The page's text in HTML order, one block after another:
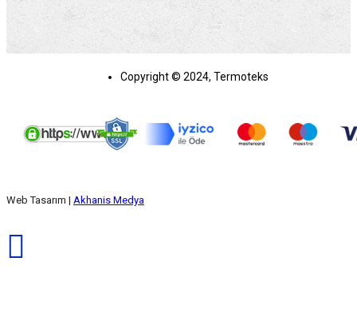
Copyright © 2024, Termoteks
Web Tasarım | Akhanis Medya